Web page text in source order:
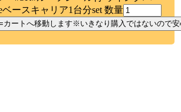
ースキャリア1台分set 数量